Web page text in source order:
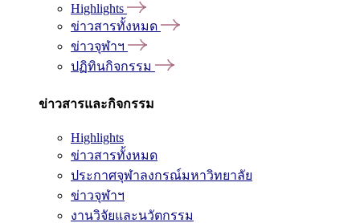
Highlights
ข่าวสารทั้งหมด
ข่าวจุฬาฯ
ปฏิทินกิจกรรม
ข่าวสารและกิจกรรม
Highlights
ข่าวสารทั้งหมด
ประกาศจุฬาลงกรณ์มหาวิทยาลัย
ข่าวจุฬาฯ
งานวิจัยและนวัตกรรม